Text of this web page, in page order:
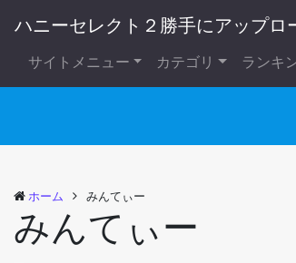
ハニーセレクト２勝手にアップロ
サイトメニュー カテゴリ ランキ
ホーム みんてぃー
みんてぃー